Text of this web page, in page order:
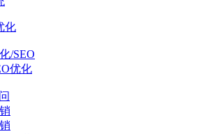
化
/SEO
优化